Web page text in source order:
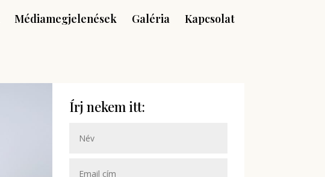
Médiamegjelenések Galéria Kapcsolat
Írj nekem itt: